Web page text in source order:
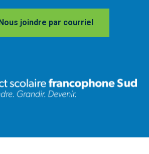
Nous joindre par courriel